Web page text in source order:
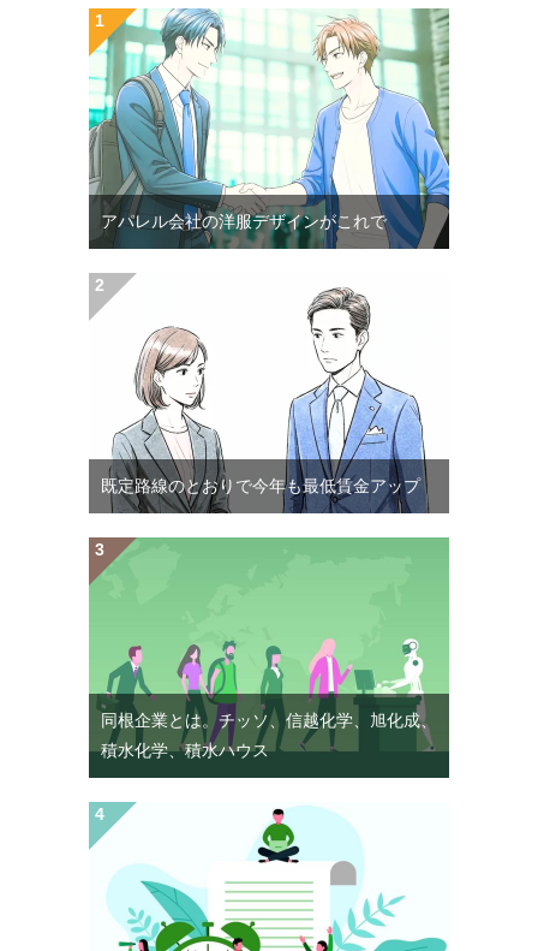
アパレル会社の洋服デザインがこれで
既定路線のとおりで今年も最低賃金アップ
同根企業とは。チッソ、信越化学、旭化成、
積水化学、積水ハウス